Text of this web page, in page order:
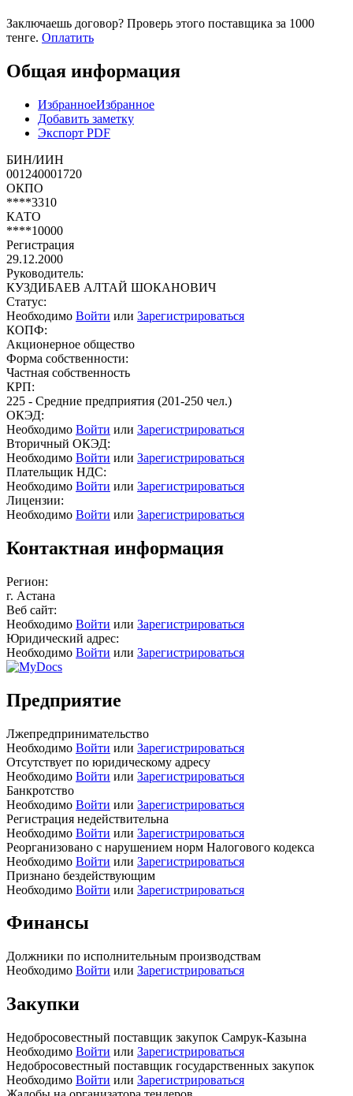
Заключаешь договор? Проверь этого поставщика за 1000
тенге. Оплатить
Общая информация
ИзбранноеИзбранное
Добавить заметку
Экспорт PDF
БИН/ИИН
001240001720
ОКПО
****3310
КАТО
****10000
Регистрация
29.12.2000
Руководитель:
КУЗДИБАЕВ АЛТАЙ ШОКАНОВИЧ
Статус:
Необходимо Войти или Зарегистрироваться
КОПФ:
Акционерное общество
Форма собственности:
Частная собственность
КРП:
225 - Средние предприятия (201-250 чел.)
ОКЭД:
Необходимо Войти или Зарегистрироваться
Вторичный ОКЭД:
Необходимо Войти или Зарегистрироваться
Плательщик НДС:
Необходимо Войти или Зарегистрироваться
Лицензии:
Необходимо Войти или Зарегистрироваться
Контактная информация
Регион:
г. Астана
Веб сайт:
Необходимо Войти или Зарегистрироваться
Юридический адрес:
Необходимо Войти или Зарегистрироваться
Предприятие
Лжепредпринимательство
Необходимо Войти или Зарегистрироваться
Отсутствует по юридическому адресу
Необходимо Войти или Зарегистрироваться
Банкротство
Необходимо Войти или Зарегистрироваться
Регистрация недействительна
Необходимо Войти или Зарегистрироваться
Реорганизовано с нарушением норм Налогового кодекса
Необходимо Войти или Зарегистрироваться
Признано бездействующим
Необходимо Войти или Зарегистрироваться
Финансы
Должники по исполнительным производствам
Необходимо Войти или Зарегистрироваться
Закупки
Недобросовестный поставщик закупок Самрук-Казына
Необходимо Войти или Зарегистрироваться
Недобросовестный поставщик государственных закупок
Необходимо Войти или Зарегистрироваться